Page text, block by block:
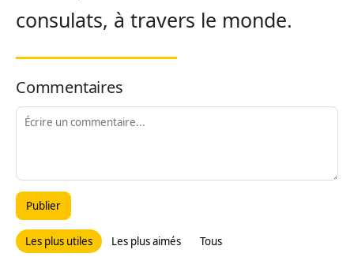
consulats, à travers le monde.
Commentaires
Publier
Les plus utiles Les plus aimés Tous